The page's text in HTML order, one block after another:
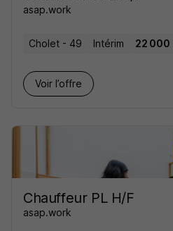
asap.work
Cholet - 49 Intérim 22 000
Voir l’offre
Chauffeur PL H/F
asap.work